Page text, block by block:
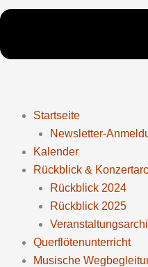
Startseite
Newsletter-
Kalender
Rückblick &
Rückblick 2024
Rückblick 2025
Querflötenunterricht
Musische